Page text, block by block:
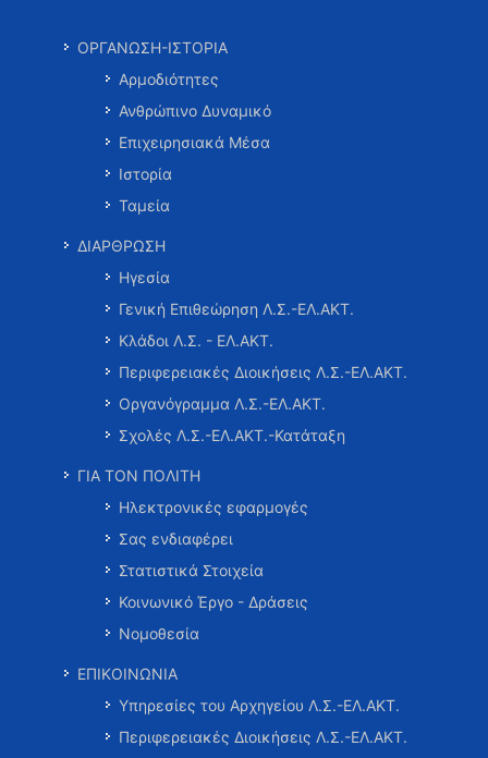
ΟΡΓΑΝΩΣΗ-ΙΣΤΟΡΙΑ
Αρμοδιότητες
Ανθρώπινο Δυναμικό
Επιχειρησιακά Μέσα
Ιστορία
Ταμεία
ΔΙΑΡΘΡΩΣΗ
Ηγεσία
Γενική Επιθεώρηση Λ.Σ.-ΕΛ.ΑΚΤ.
Κλάδοι Λ.Σ. - ΕΛ.ΑΚΤ.
Περιφερειακές Διοικήσεις Λ.Σ.-ΕΛ.ΑΚΤ.
Οργανόγραμμα Λ.Σ.-ΕΛ.ΑΚΤ.
Σχολές Λ.Σ.-ΕΛ.ΑΚΤ.-Κατάταξη
ΓΙΑ ΤΟΝ ΠΟΛΙΤΗ
Ηλεκτρονικές εφαρμογές
Σας ενδιαφέρει
Στατιστικά Στοιχεία
Κοινωνικό Έργο - Δράσεις
Νομοθεσία
ΕΠΙΚΟΙΝΩΝΙΑ
Υπηρεσίες του Αρχηγείου Λ.Σ.-ΕΛ.ΑΚΤ.
Περιφερειακές Διοικήσεις Λ.Σ.-ΕΛ.ΑΚΤ.